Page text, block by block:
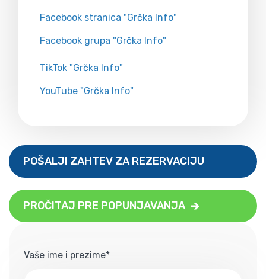
Facebook stranica "Grčka Info"
Facebook grupa "Grčka Info"
TikTok "Grčka Info"
YouTube "Grčka Info"
POŠALJI ZAHTEV ZA REZERVACIJU
PROČITAJ PRE POPUNJAVANJA
Vaše ime i prezime*